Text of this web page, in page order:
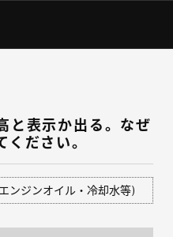
と表示か出る。なぜ
ださい。
ンジンオイル・冷却水等)